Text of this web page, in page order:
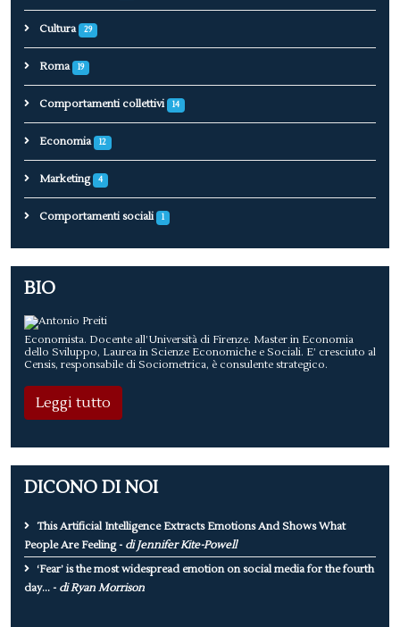
Cultura 29
Roma 19
Comportamenti collettivi 14
Economia 12
Marketing 4
Comportamenti sociali 1
BIO
Economista. Docente all’Università di Firenze. Master in Economia
dello Sviluppo, Laurea in Scienze Economiche e Sociali. E’ cresciuto al
Censis, responsabile di Sociometrica, è consulente strategico.
Leggi tutto
DICONO DI NOI
This Artificial Intelligence Extracts Emotions And Shows What
People Are Feeling - di Jennifer Kite-Powell
‘Fear’ is the most widespread emotion on social media for the fourth
day... - di Ryan Morrison